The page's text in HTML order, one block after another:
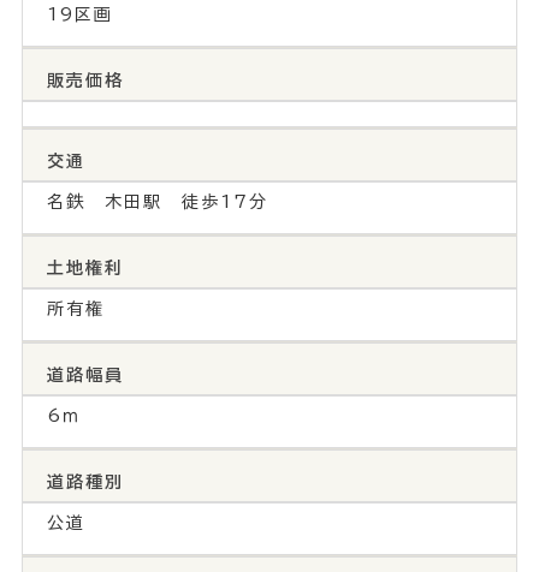
19区画
販売価格
交通
名鉄 木田駅 徒歩17分
土地権利
所有権
道路幅員
6ｍ
道路種別
公道